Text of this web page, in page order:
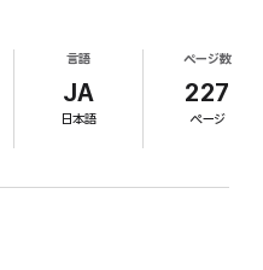
言語
JA
日本語
ページ数
227
ページ